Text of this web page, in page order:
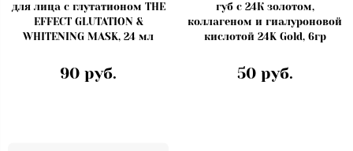
для лица с глутатионом THE
EFFECT GLUTATION &
WHITENING MASK, 24 мл
90 руб.
губ с 24К золотом,
коллагеном и гиалуроновой
кислотой 24K Gold, 6гр
50 руб.